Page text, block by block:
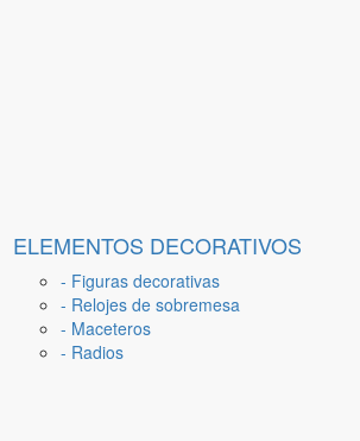
ELEMENTOS DECORATIVOS
- Figuras decorativas
- Relojes de sobremesa
- Maceteros
- Radios